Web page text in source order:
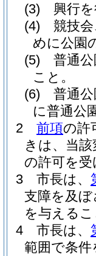
(3)
興行
(4)
競技
めに公園
(5)
普通
こと。
(6)
普通
に普通公
2
前項の許
きは、当
の許可を
3
市長は、
支障を及
を与える
4
市長は、
範囲で条